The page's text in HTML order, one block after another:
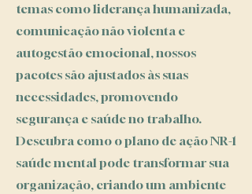
temas como liderança humanizada,
comunicação não violenta e
autogestão emocional, nossos
pacotes são ajustados às suas
necessidades, promovendo
segurança e saúde no trabalho.
Descubra como o plano de ação NR-1
saúde mental pode transformar sua
organização, criando um ambiente